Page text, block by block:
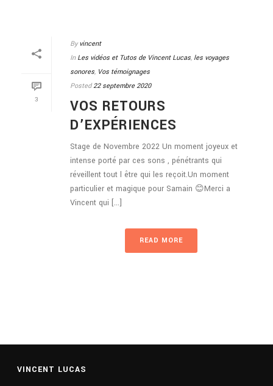
3
By vincent
In Les vidéos et Tutos de Vincent Lucas, les voyages
sonores, Vos témoignages
Posted 22 septembre 2020
VOS RETOURS
D’EXPÉRIENCES
Stage de Novembre 2022 Un moment joyeux et
intense porté par ces sons , pénétrants qui
réveillent tout l être qui les reçoit.Un moment
particulier et magique pour Samain 😊Merci a
Vincent qui [...]
READ MORE
VINCENT LUCAS